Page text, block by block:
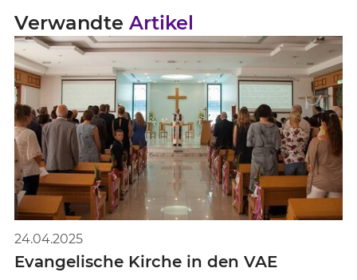
Verwandte Artikel
24.04.2025
Evangelische Kirche in den VAE